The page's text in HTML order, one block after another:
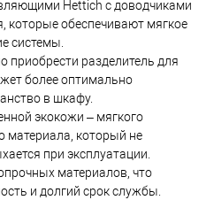
Hettich с доводчиками
которые обеспечивают мягкое
системы.
приобрести разделитель для
более оптимально
в шкафу.
экокожи – мягкого
материала, который не
при эксплуатации.
материалов, что
и долгий срок службы.